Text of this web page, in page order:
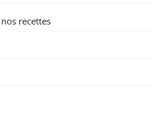
recettes